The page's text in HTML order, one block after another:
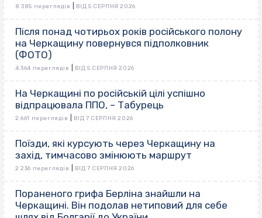
8 385 переглядів ВІД 5 СЕРПНЯ 2026
Після понад чотирьох років російського полону
на Черкащину повернувся підполковник
(ФОТО)
4 364 переглядів ВІД 5 СЕРПНЯ 2026
На Черкащині по російській цілі успішно
відпрацювала ППО, – Табурець
2 661 переглядів ВІД 7 СЕРПНЯ 2026
Поїзди, які курсують через Черкащину на
захід, тимчасово змінюють маршрут
2 236 переглядів ВІД 7 СЕРПНЯ 2026
Пораненого грифа Берліна знайшли на
Черкащині. Він подолав нетиповий для себе